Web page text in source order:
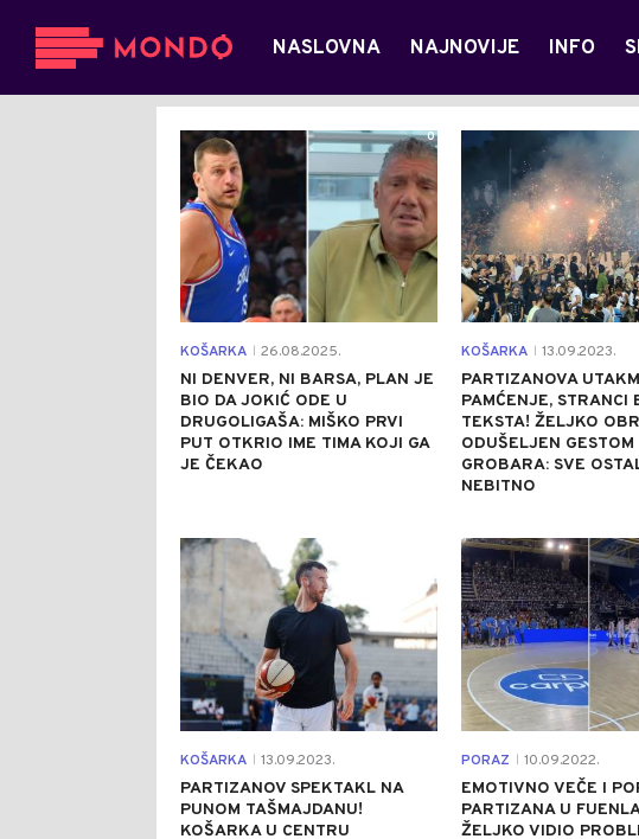
NASLOVNA NAJNOVIJE INFO
KOŠARKA 26.08.2025.
NI DENVER, NI BARSA, PLAN JE
BIO DA JOKIĆ ODE U
DRUGOLIGAŠA: MIŠKO PRVI
PUT OTKRIO IME TIMA KOJI GA
JE ČEKAO
0
KOŠARKA 13.09.2023.
PARTIZANOVA
PAMĆENJE, STRANCI
TEKSTA! ŽELJKO
ODUŠELJEN GESTOM
GROBARA: SVE
NEBITNO
KOŠARKA 13.09.2023.
PARTIZANOV SPEKTAKL NA
PUNOM TAŠMAJDANU!
KOŠARKA U CENTRU
PORAZ 10.09.2022.
EMOTIVNO VEČE I
PARTIZANA U
ŽELJKO VIDIO